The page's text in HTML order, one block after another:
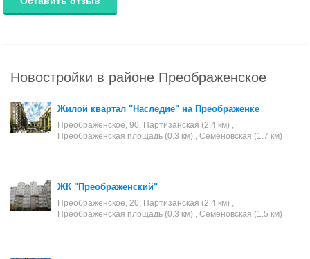
Новостройки в районе Преображенское
Жилой квартал "Наследие" на Преображенке
Преображенское, 90, Партизанская (2.4 км) ,
Преображенская площадь (0.3 км) , Семеновская (1.7 км)
ЖК "Преображенский"
Преображенское, 20, Партизанская (2.4 км) ,
Преображенская площадь (0.3 км) , Семеновская (1.5 км)